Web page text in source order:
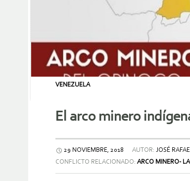
VENEZUELA
El arco minero
29 NOVIEMBRE, 2018 AUTOR: JOSÉ
CONFLICTO RELACIONADO: ARCO MINERO-